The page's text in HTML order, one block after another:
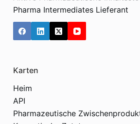
Pharma Intermediates Lieferant
Karten
Heim
API
Pharmazeutische